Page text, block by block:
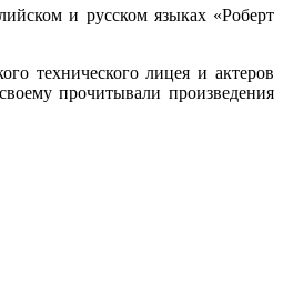
и русском языках «Роберт
технического лицея и актеров
прочитывали произведения